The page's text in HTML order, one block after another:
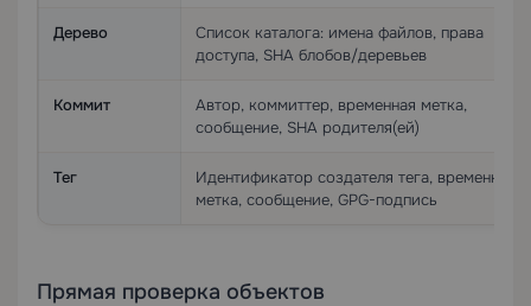
Дерево
Список каталога: имена файлов, права
доступа, SHA блобов/деревьев
Коммит
Автор, коммиттер, временная метка,
сообщение, SHA родителя(ей)
Тег
Идентификатор создателя тега, временная
метка, сообщение, GPG-подпись
Прямая проверка объектов